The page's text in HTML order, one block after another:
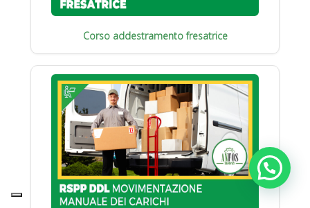
Corso addestramento fresatrice